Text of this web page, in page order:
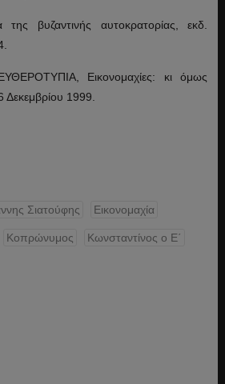
της βυζαντινής αυτοκρατορίας, εκδ.
Εικονομαχίες: κι όμως
1999.
Σιατούφης Εικονομαχία
Κοπρώνυμος Κωνσταντίνος ο Ε΄